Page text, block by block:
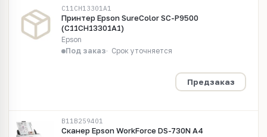
C11CH13301A1
Принтер Epson SureColor SC-P9500
(C11CH13301A1)
Epson
Под заказ
Срок уточняется
Предзаказ
B11B259401
Сканер Epson WorkForce DS-730N А4